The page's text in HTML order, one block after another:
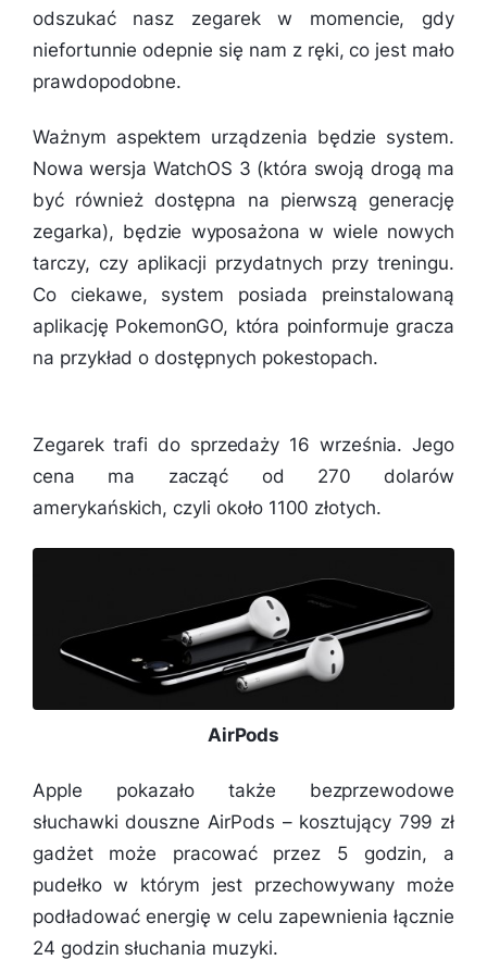
odszukać nasz zegarek w momencie, gdy
niefortunnie odepnie się nam z ręki, co jest mało
prawdopodobne.
Ważnym aspektem urządzenia będzie system.
Nowa wersja WatchOS 3 (która swoją drogą ma
być również dostępna na pierwszą generację
zegarka), będzie wyposażona w wiele nowych
tarczy, czy aplikacji przydatnych przy treningu.
Co ciekawe, system posiada preinstalowaną
aplikację PokemonGO, która poinformuje gracza
na przykład o dostępnych pokestopach.
Zegarek trafi do sprzedaży 16 września. Jego
cena ma zacząć od 270 dolarów
amerykańskich, czyli około 1100 złotych.
AirPods
Apple pokazało także bezprzewodowe
słuchawki douszne AirPods – kosztujący 799 zł
gadżet może pracować przez 5 godzin, a
pudełko w którym jest przechowywany może
podładować energię w celu zapewnienia łącznie
24 godzin słuchania muzyki.